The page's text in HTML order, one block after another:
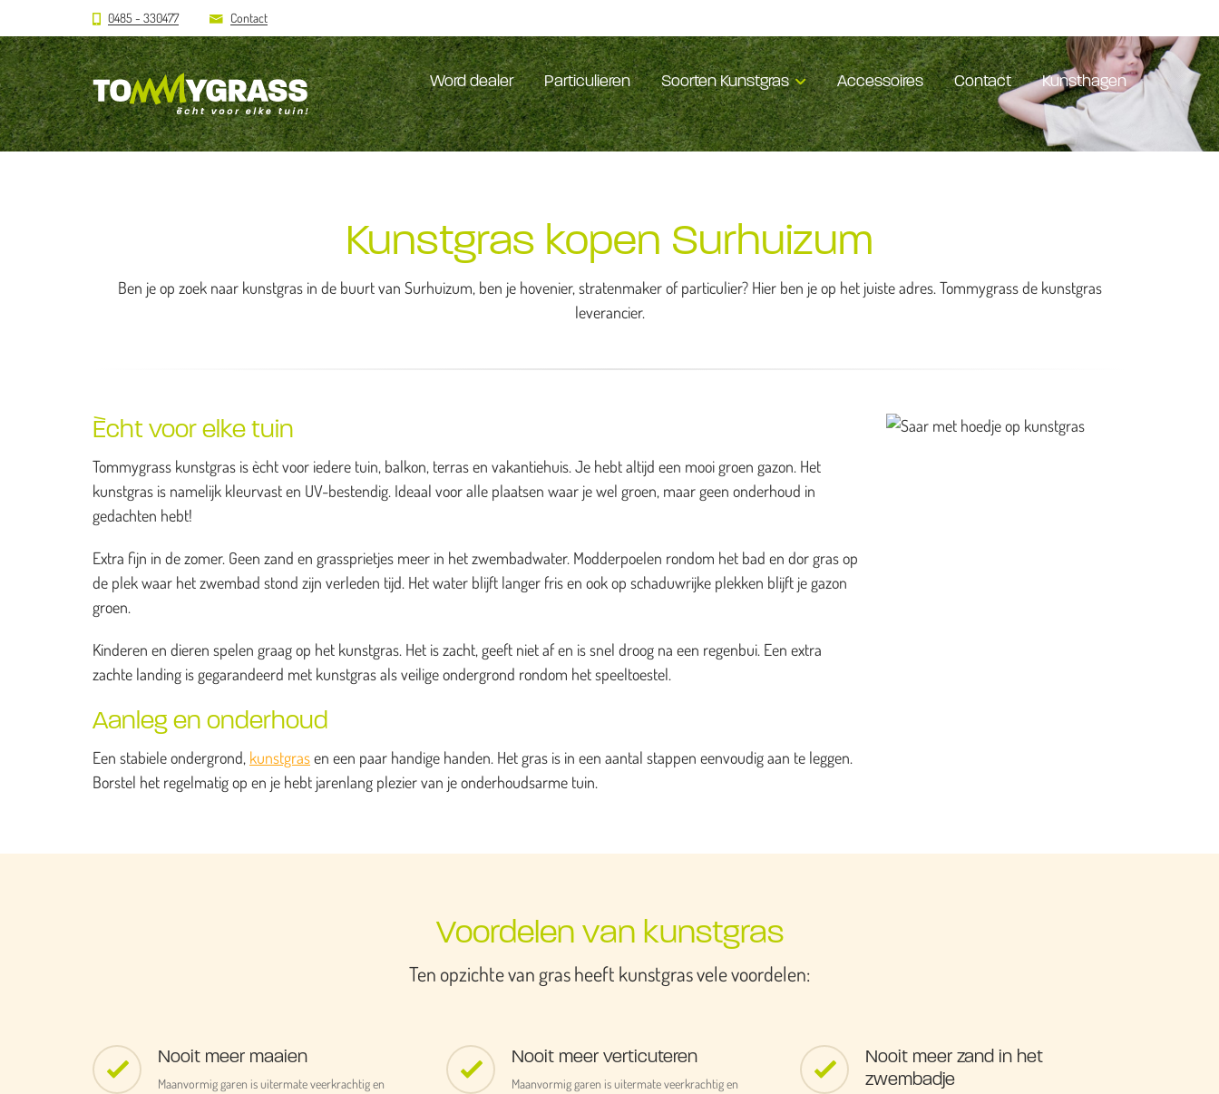
0485 - 330477 Contact
Word dealer Particulieren Soorten Kunstgras Accessoires Contact Kunsthagen
Kunstgras kopen Surhuizum
Ben je op zoek naar kunstgras in de buurt van Surhuizum, ben je hovenier, stratenmaker of particulier? Hier ben je op het juiste adres. Tommygrass de kunstgras
leverancier.
Ècht voor elke tuin
Tommygrass kunstgras is ècht voor iedere tuin, balkon, terras en vakantiehuis. Je hebt altijd een mooi groen gazon. Het
kunstgras is namelijk kleurvast en UV-bestendig. Ideaal voor alle plaatsen waar je wel groen, maar geen onderhoud in
gedachten hebt!
Extra fijn in de zomer. Geen zand en grassprietjes meer in het zwembadwater. Modderpoelen rondom het bad en dor gras op
de plek waar het zwembad stond zijn verleden tijd. Het water blijft langer fris en ook op schaduwrijke plekken blijft je gazon
groen.
Kinderen en dieren spelen graag op het kunstgras. Het is zacht, geeft niet af en is snel droog na een regenbui. Een extra
zachte landing is gegarandeerd met kunstgras als veilige ondergrond rondom het speeltoestel.
Aanleg en onderhoud
Een stabiele ondergrond, kunstgrasen een paar handige handen. Het gras is in een aantal stappen eenvoudig aan te leggen.
Borstel het regelmatig op en je hebt jarenlang plezier van je onderhoudsarme tuin.
Voordelen van kunstgras
Ten opzichte van gras heeft kunstgras vele voordelen:
Nooit meer maaien
Maanvormig garen is uitermate veerkrachtig en
Nooit meer verticuteren
Maanvormig garen is uitermate veerkrachtig en
Nooit meer zand in het
zwembadje